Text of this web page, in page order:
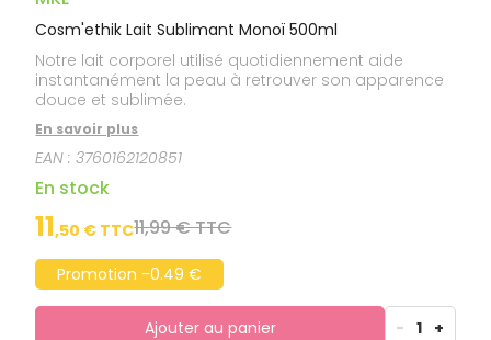
Cosm'ethik Lait Sublimant Monoï 500ml
Notre lait corporel utilisé quotidiennement aide
instantanément la peau à retrouver son apparence
douce et sublimée.
En savoir plus
EAN :3760162120851
En stock
11,50 € TTC11,99 € TTC
Promotion -0.49 €
Ajouter au panier - 1 +